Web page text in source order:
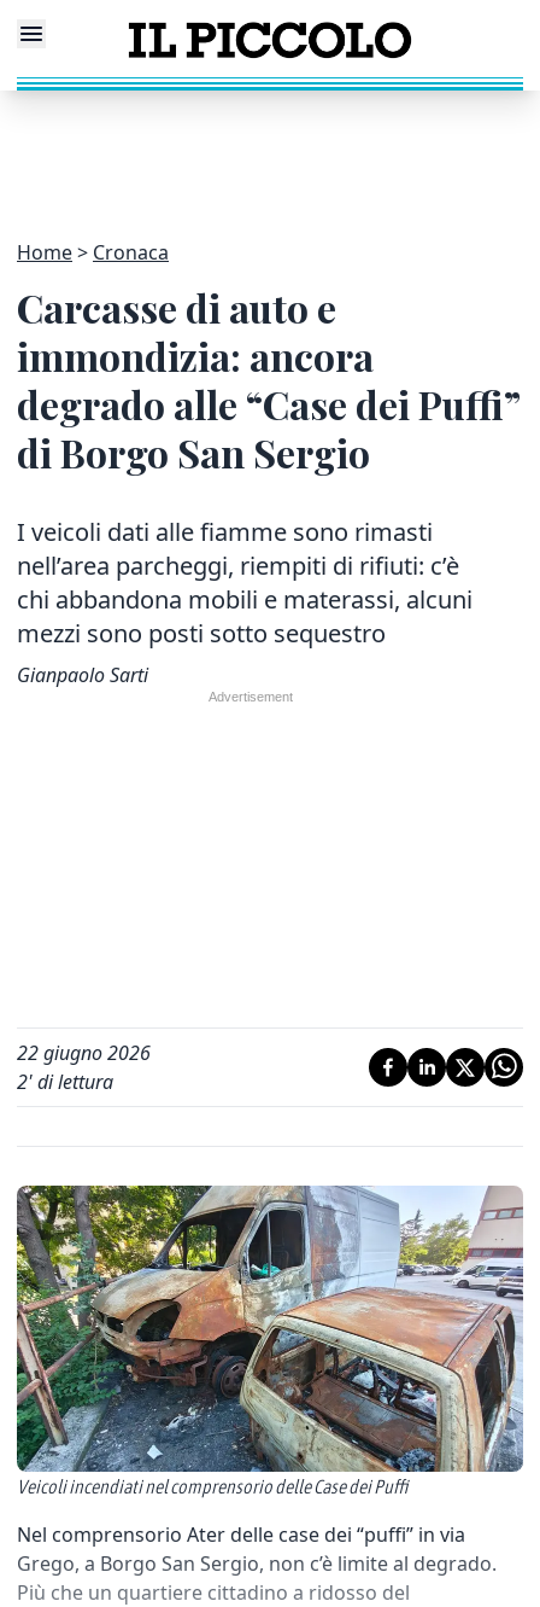
Home Cronaca
Carcasse di auto e
immondizia: ancora
degrado alle “Case dei Puffi”
di Borgo San Sergio
I veicoli dati alle fiamme sono rimasti
nell’area parcheggi, riempiti di rifiuti: c’è
chi abbandona mobili e materassi, alcuni
mezzi sono posti sotto sequestro
Gianpaolo Sarti
22 giugno 2026
2' di lettura
Veicoli incendiati nel comprensorio delle Case dei Puffi
Nel comprensorio Ater delle case dei “puffi” in via
Grego, a Borgo San Sergio, non c’è limite al degrado.
Più che un quartiere cittadino a ridosso del